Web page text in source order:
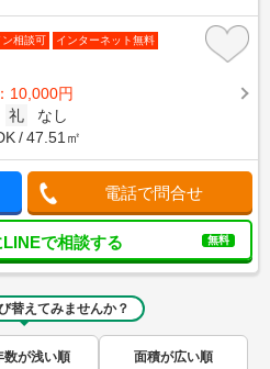
相談可 インターネット無料
10,000円
礼
なし
47.51㎡
電話で問合せ
LINEで相談する 無料
替えてみませんか？
数が浅い順 面積が広い順